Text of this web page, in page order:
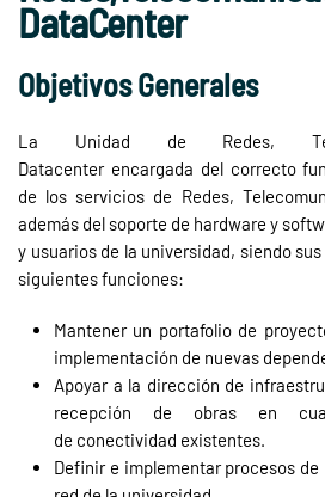
DataCenter
Objetivos Generales
La Unidad de Redes,
Datacenter encargada del correcto
de los servicios de Redes,
además del soporte de hardware y
y usuarios de la universidad, siendo
siguientes funciones:
Mantener un portafolio de
implementación de nuevas
Apoyar a la dirección de
recepción de obras en
de conectividad existentes.
Definir e implementar procesos